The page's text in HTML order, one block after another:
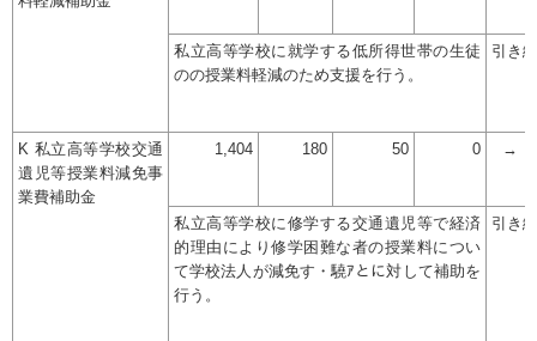
私立高等学校に就学する低所得世帯の生徒
のの授業料軽減のため支援を行う。
引き
K 私立高等学校交通
遺児等授業料減免事
業費補助金
1,404 180 50 0 →
私立高等学校に修学する交通遺児等で経済
的理由により修学困難な者の授業料につい
て学校法人が減免す・驍ｱとに対して補助を
行う。
引き